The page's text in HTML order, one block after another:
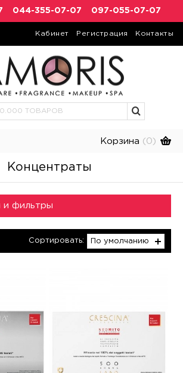
044-355-07-07 097-055-07-07
Кабинет Регистрация Контакты
Корзина (0)
Концентраты
и фильтры
Сортировать: По умолчанию